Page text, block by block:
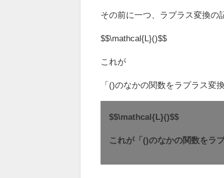
その前に一つ、ラプラス変換の
$$\mathcal{L}()$$
これが
「()のなかの関数をラプラス変
$$\mathcal{L}()$$
これが「()のなかの関数をラ